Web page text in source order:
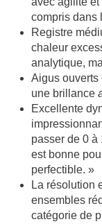
compris dans
Registre
chaleur
analytique,
Aigus ouverts
une brillance
Excellente
passer de 0 à
est bonne
perfectible. »
La résolution
ensembles
catégorie de